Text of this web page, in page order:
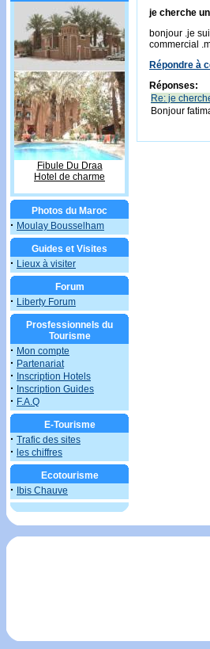
Fibule Du Draa
Hotel de charme
Photos du Maroc
· Moulay Bousselham
Guides et Visites
· Lieux à visiter
Forum
· Liberty Forum
Prosfessionnels du
Tourisme
· Mon compte
· Partenariat
· Inscription Hotels
· Inscription Guides
· F.A.Q
E-Tourisme
· Trafic des sites
· les chiffres
Ecotourisme
· Ibis Chauve
je cherche
bonjour .je
commercial
Répondre à
Réponses:
Re: je
Bonjour